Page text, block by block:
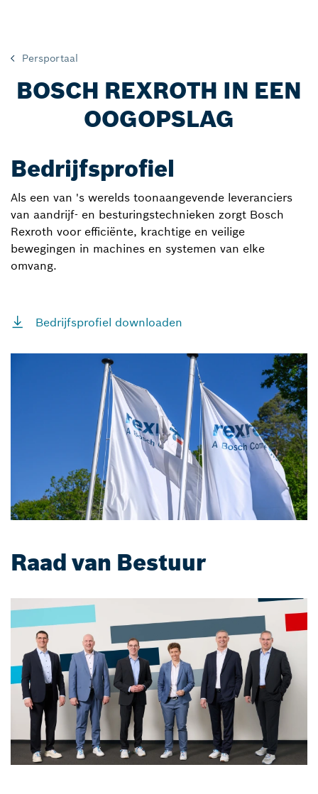
Persportaal
BOSCH REXROTH IN EEN
OOGOPSLAG
Bedrijfsprofiel
Als een van 's werelds toonaangevende leveranciers
van aandrijf- en besturingstechnieken zorgt Bosch
Rexroth voor efficiënte, krachtige en veilige
bewegingen in machines en systemen van elke
omvang.
Bedrijfsprofiel downloaden
Raad van Bestuur